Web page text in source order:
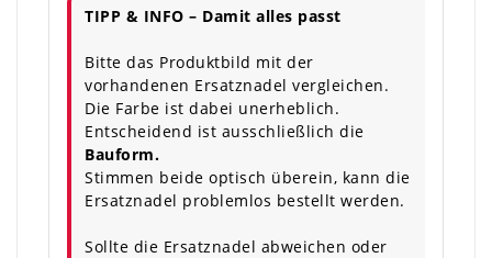
TIPP & INFO – Damit alles passt
Bitte das Produktbild mit der
vorhandenen Ersatznadel vergleichen.
Die Farbe ist dabei unerheblich.
Entscheidend ist ausschließlich die
Bauform.
Stimmen beide optisch überein, kann die
Ersatznadel problemlos bestellt werden.
Sollte die Ersatznadel abweichen oder